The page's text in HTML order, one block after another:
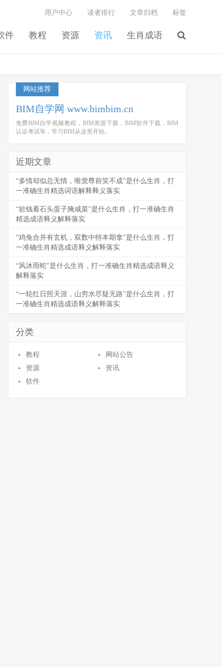
件 教程 资源 资讯 生肖成语
用户中心 读者排行 文章归档 标签
网站推荐
BIM自学网 www.bimbim.cn
免费BIM自学视频教程，BIM资源下载，BIM软件下载，BIM
认证考试等，学习BIM从这里开始。
近期文章
“多情却似总无情，唯觉尊前笑不成”是什么生肖，打
一准确生肖精选词语解释释义落实
“欲钱看石头蛋子腌咸菜”是什么生肖，打一准确生肖
精选成语释义解释落实
“鸡兔合并有玄机，双数中特本期拿”是什么生肖，打
一准确生肖精选成语释义解释落实
“风沐雨蛇”是什么生肖，打一准确生肖精选成语释义
解释落实
“一轮红日照天涯，山穷水尽疑无路”是什么生肖，打
一准确生肖精选成语释义解释落实
分类
教程
网站公告
资源
资讯
软件